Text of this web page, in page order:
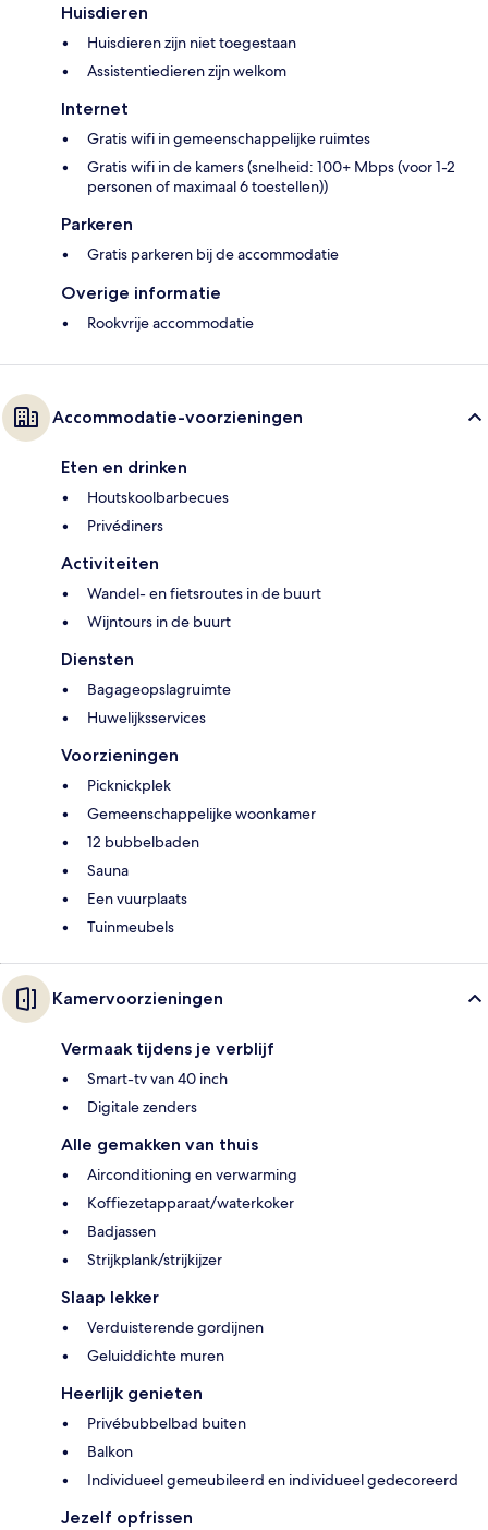
Huisdieren
Huisdieren zijn niet toegestaan
Assistentiedieren zijn welkom
Internet
Gratis wifi in gemeenschappelijke ruimtes
Gratis wifi in de kamers (snelheid: 100+ Mbps (voor 1-2
personen of maximaal 6 toestellen))
Parkeren
Gratis parkeren bij de accommodatie
Overige informatie
Rookvrije accommodatie
Accommodatie-voorzieningen
Eten en drinken
Houtskoolbarbecues
Privédiners
Activiteiten
Wandel- en fietsroutes in de buurt
Wijntours in de buurt
Diensten
Bagageopslagruimte
Huwelijksservices
Voorzieningen
Picknickplek
Gemeenschappelijke woonkamer
12 bubbelbaden
Sauna
Een vuurplaats
Tuinmeubels
Kamervoorzieningen
Vermaak tijdens je verblijf
Smart-tv van 40 inch
Digitale zenders
Alle gemakken van thuis
Airconditioning en verwarming
Koffiezetapparaat/waterkoker
Badjassen
Strijkplank/strijkijzer
Slaap lekker
Verduisterende gordijnen
Geluiddichte muren
Heerlijk genieten
Privébubbelbad buiten
Balkon
Individueel gemeubileerd en individueel gedecoreerd
Jezelf opfrissen